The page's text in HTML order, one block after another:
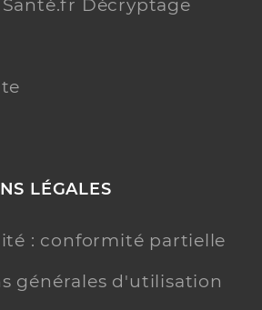
Décryptage
LÉGALES
: conformité partielle
générales d'utilisation